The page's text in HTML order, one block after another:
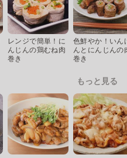
レンジで簡単！に
んじんの鶏むね肉
巻き
色鮮やか！いん
んとにんじんの
巻き
もっと見る